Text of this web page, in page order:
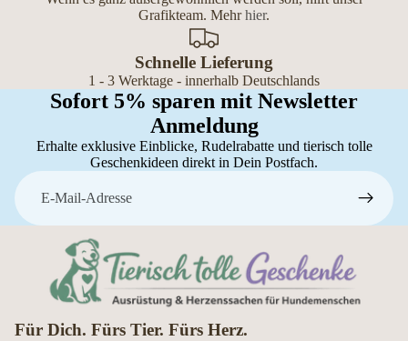
Grafikteam. Mehrhier.
Schnelle Lieferung
1 - 3 Werktage - innerhalb Deutschlands
Sofort 5% sparen mit Newsletter
Anmeldung
Erhalte exklusive Einblicke, Rudelrabatte und tierisch tolle
Geschenkideen direkt in Dein Postfach.
E-Mail
Für Dich. Fürs Tier. Fürs Herz.